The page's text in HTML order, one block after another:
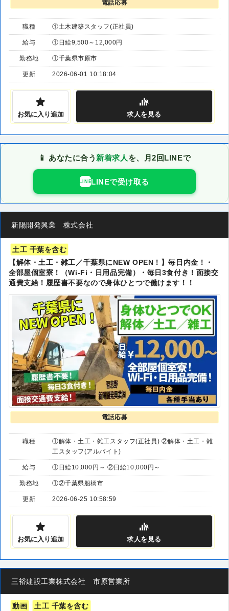
電話応募
職種 ①土木建築スタッフ(正社員)
給与 ①日給9,500～12,000円
勤務地 ①千葉県市原市
更新 2026-06-01 10:18:04
お気に入り追加 求人を見る
📱 あなたに合う 新着求人 を、月2回LINEで
LINELINEで受け取る
新陽開発興業 株式会社
土工 千葉を含む
【解体・土工・雑工／千葉県にNEW OPEN！】毎日内金！・
全部屋個室寮！（Wi-Fi・日用品完備）・毎日3食付き！面接交
通費支給！履歴書不要なので身体ひとつで働けます！！
電話応募
職種
①解体・土工・雑工スタッフ(正社員) ②解体・土工・雑
工スタッフ(アルバイト)
給与 ①日給10,000円～ ②日給10,000円～
勤務地 ①②千葉県船橋市
更新 2026-06-25 10:58:59
お気に入り追加 求人を見る
三裕建設工業株式会社 市原営業所
動画
土工 千葉を含む